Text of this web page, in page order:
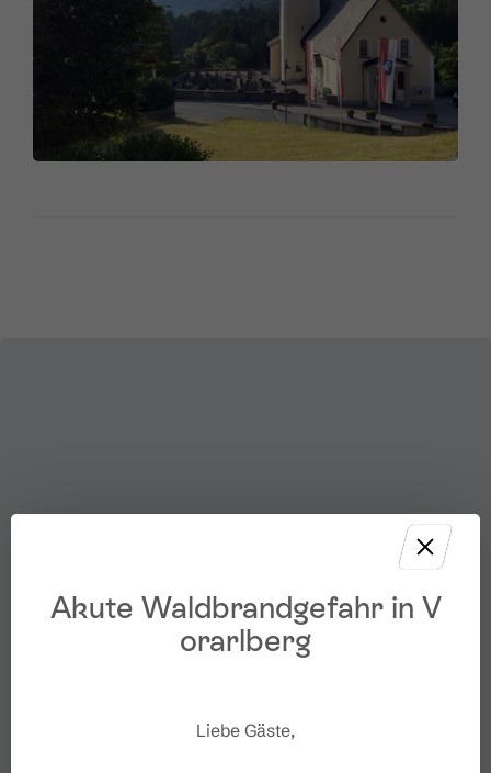
Akute Waldbrandgefahr in V
orarlberg
Liebe Gäste,